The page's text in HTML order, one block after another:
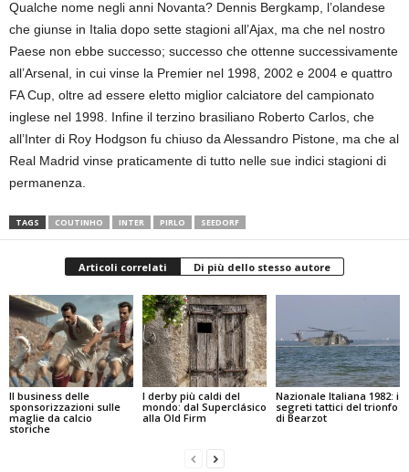
Qualche nome negli anni Novanta? Dennis Bergkamp, l’olandese
che giunse in Italia dopo sette stagioni all’Ajax, ma che nel nostro
Paese non ebbe successo; successo che ottenne successivamente
all’Arsenal, in cui vinse la Premier nel 1998, 2002 e 2004 e quattro
FA Cup, oltre ad essere eletto miglior calciatore del campionato
inglese nel 1998. Infine il terzino brasiliano Roberto Carlos, che
all’Inter di Roy Hodgson fu chiuso da Alessandro Pistone, ma che al
Real Madrid vinse praticamente di tutto nelle sue indici stagioni di
permanenza.
TAGS COUTINHO INTER PIRLO SEEDORF
Articoli correlati Di più dello stesso autore
Il business delle
sponsorizzazioni sulle
maglie da calcio
storiche
I derby più caldi del
mondo: dal Superclásico
alla Old Firm
Nazionale Italiana 1982: i
segreti tattici del trionfo
di Bearzot